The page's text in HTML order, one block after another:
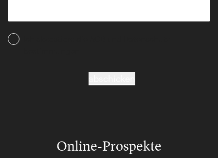
Online-Prospekte